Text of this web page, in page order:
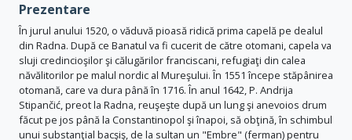
Prezentare
În jurul anului 1520, o văduvă pioasă ridică prima capelă pe dealul
din Radna. După ce Banatul va fi cucerit de către otomani, capela va
sluji credincioşilor şi călugărilor franciscani, refugiaţi din calea
năvălitorilor pe malul nordic al Mureşului. În 1551 începe stăpânirea
otomană, care va dura până în 1716. În anul 1642, P. Andrija
Stipančić, preot la Radna, reuşeşte după un lung şi anevoios drum
făcut pe jos până la Constantinopol şi înapoi, să obţină, în schimbul
unui substanţial bacşiş, de la sultan un "Embre" (ferman) pentru